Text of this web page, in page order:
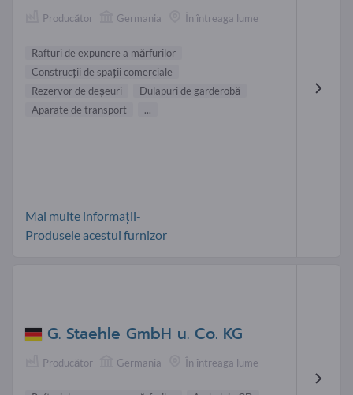
Producător Germania În întreaga lume
Rafturi de expunere a mărfurilor
Construcţii de spaţii comerciale
Rezervor de deşeuri
Dulapuri de garderobă
Aparate de transport
...
Mai multe informații-
Produsele acestui furnizor
G. Staehle GmbH u. Co. KG
Producător Germania În întreaga lume